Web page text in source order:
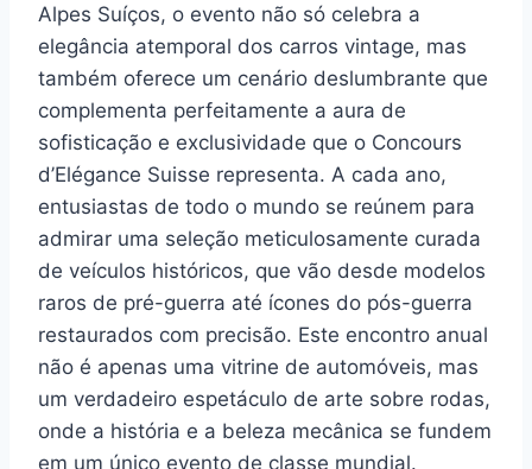
Alpes Suíços, o evento não só celebra a
elegância atemporal dos carros vintage, mas
também oferece um cenário deslumbrante que
complementa perfeitamente a aura de
sofisticação e exclusividade que o Concours
d’Elégance Suisse representa. A cada ano,
entusiastas de todo o mundo se reúnem para
admirar uma seleção meticulosamente curada
de veículos históricos, que vão desde modelos
raros de pré-guerra até ícones do pós-guerra
restaurados com precisão. Este encontro anual
não é apenas uma vitrine de automóveis, mas
um verdadeiro espetáculo de arte sobre rodas,
onde a história e a beleza mecânica se fundem
em um único evento de classe mundial.